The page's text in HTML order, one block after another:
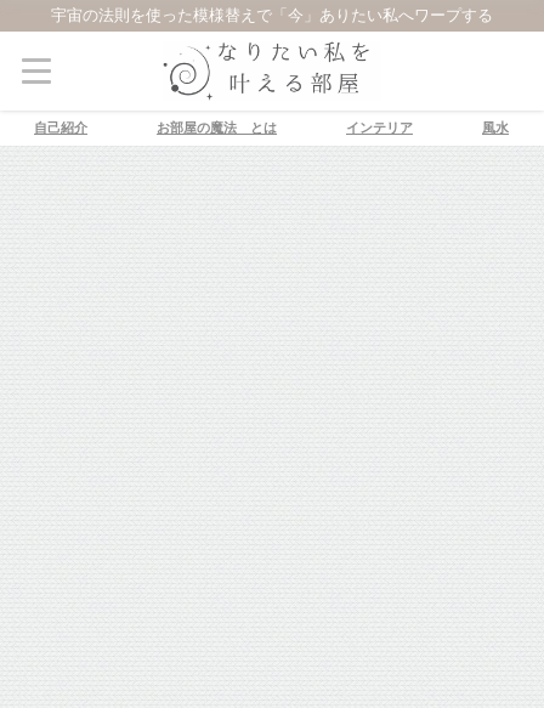
宇宙の法則を使った模様替えで「今」ありたい私へワープする
自己紹介 お部屋の魔法®とは インテリア 風水